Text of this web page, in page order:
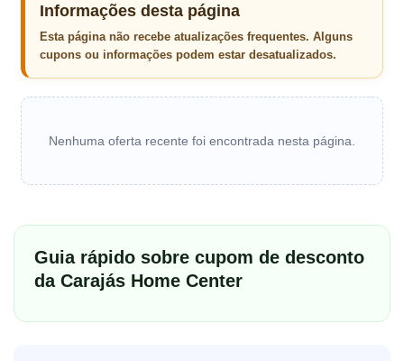
Informações desta página
Esta página não recebe atualizações frequentes. Alguns
cupons ou informações podem estar desatualizados.
Nenhuma oferta recente foi encontrada nesta página.
Guia rápido sobre cupom de desconto
da Carajás Home Center